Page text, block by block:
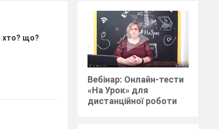
хто? що?
Вебінар: Онлайн-тести
«На Урок» для
дистанційної роботи